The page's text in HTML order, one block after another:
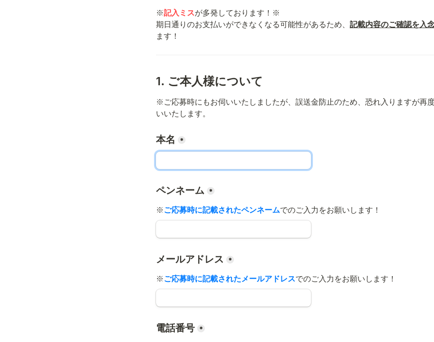
※記入ミスが多発しております！※
期日通りのお支払いができなくなる可能性があるため、 記載内容のご確認を入
ます！
1. ご本人様について
※ご応募時にもお伺いいたしましたが、誤送金防止のため、恐れ入りますが再
いいたします。
本名 *
ペンネーム *
※ご応募時に記載されたペンネームでのご入力をお願いします！
メールアドレス *
※ご応募時に記載されたメールアドレスでのご入力をお願いします！
電話番号 *